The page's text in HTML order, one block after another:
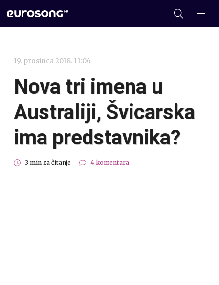
19. prosinca 2018. 11:06
Nova tri imena u
Australiji, Švicarska
ima predstavnika?
3 min za čitanje 4 komentara